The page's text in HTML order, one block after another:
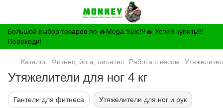
Большой выбор товаров по 🔥Mega Sale!!!🔥 Успей купить!!!
Переходи!
Каталог Фитнес, йога, пилатес Работа с весом
Утяжелители для ног 4 кг
Гантели для фитнеса Утяжелители для ног и рук